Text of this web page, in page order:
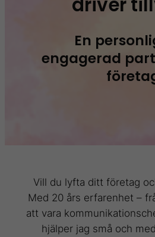
En
engagerad
Vill du lyfta ditt företag
Med 20 års erfarenhet –
att vara
hjälper jag små och